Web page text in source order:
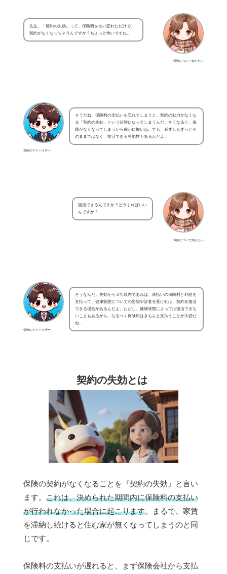
保険について知りたい
先生、「契約の失効」って、保険料を払い忘れただけで、
契約がなくなっちゃうんですか？ちょっと怖いですね…
保険のアドバイザー
そうだね、保険料の支払いを忘れてしまうと、契約の効力がなくな
る「契約の失効」という状態になってしまうんだ。そうなると、保
障がなくなってしまうから確かに怖いね。でも、必ずしもずっとそ
のままではなく、復活できる可能性もあるんだよ。
保険について知りたい
復活できるんですか？どうすればいい
んですか？
保険のアドバイザー
そうなんだ。失効から３年以内であれば、未払いの保険料と利息を
支払って、健康状態についての告知や診査を受ければ、契約を復活
できる場合があるんだよ。ただし、健康状態によっては復活できな
いこともあるから、なるべく保険料はきちんと支払うことが大切だ
ね。
契約の失効とは
保険の契約がなくなることを『契約の失効』と言い
ます。 これは、決められた期間内に保険料の支払い
が行われなかった場合に起こります。まるで、家賃
を滞納し続けると住む家が無くなってしまうのと同
じです。
保険料の支払いが遅れると、まず保険会社から支払